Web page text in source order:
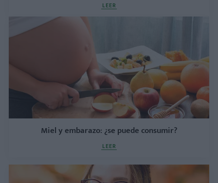
LEER
Miel y embarazo: ¿se puede consumir?
LEER